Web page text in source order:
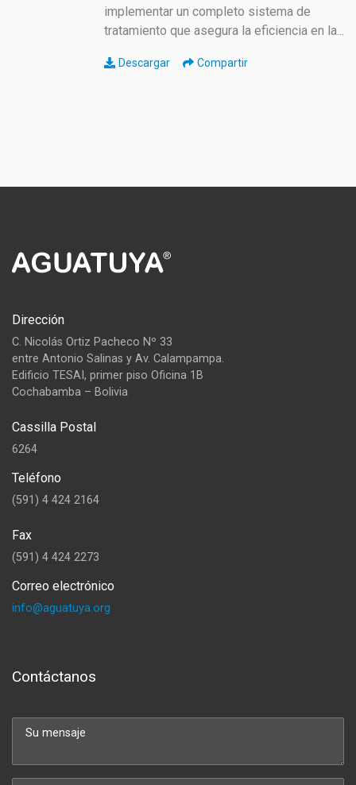
implementar un completo sistema de
tratamiento que asegura la eficiencia en la...
Descargar Compartir
Dirección
C. Nicolás Ortiz Pacheco Nº 33
entre Antonio Salinas y Av. Calampampa.
Edificio TESAI, primer piso Oficina 1B
Cochabamba – Bolivia
Cassilla Postal
6264
Teléfono
(591) 4 424 2164
Fax
(591) 4 424 2273
Correo electrónico
info@aguatuya.org
Contáctanos